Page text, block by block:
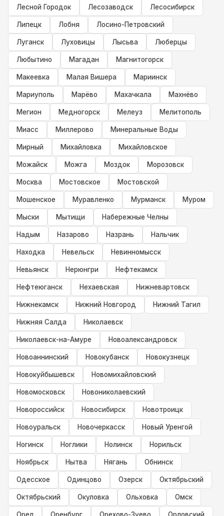
Лесной Городок Лесозаводск Лесосибирск
Липецк Лобня Лосино-Петровский
Луганск Луховицы Лысьва Люберцы
Любытино Магадан Магнитогорск
Макеевка Малая Вишера Мариинск
Мариуполь Марёво Махачкала Махнёво
Мегион Медногорск Мелеуз Мелитополь
Миасс Миллерово Минеральные Воды
Мирный Михайловка Михайловское
Можайск Можга Моздок Морозовск
Москва Мостовское Мостовской
Мошенское Муравленко Мурманск Муром
Мыски Мытищи Набережные Челны
Надым Назарово Назрань Нальчик
Находка Невельск Невинномысск
Невьянск Нерюнгри Нефтекамск
Нефтеюганск Нехаевская Нижневартовск
Нижнекамск Нижний Новгород Нижний Тагил
Нижняя Салда Николаевск
Николаевск-на-Амуре Новоалександровск
Новоаннинский Новокубанск Новокузнецк
Новокуйбышевск Новомихайловский
Новомосковск Новониколаевский
Новороссийск Новосибирск Новотроицк
Новоуральск Новочеркасск Новый Уренгой
Ногинск Ноглики Нолинск Норильск
Ноябрьск Нытва Нягань Обнинск
Одесское Одинцово Озерск Октябрьский
Октябрьский Окуловка Ольховка Омск